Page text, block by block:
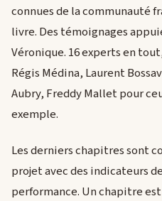
connues de la communauté
livre. Des témoignages
Véronique. 16 experts en
Régis Médina, Laurent
Aubry, Freddy Mallet pour
exemple.
Les derniers chapitres sont
projet avec des indicateurs
performance. Un chapitre